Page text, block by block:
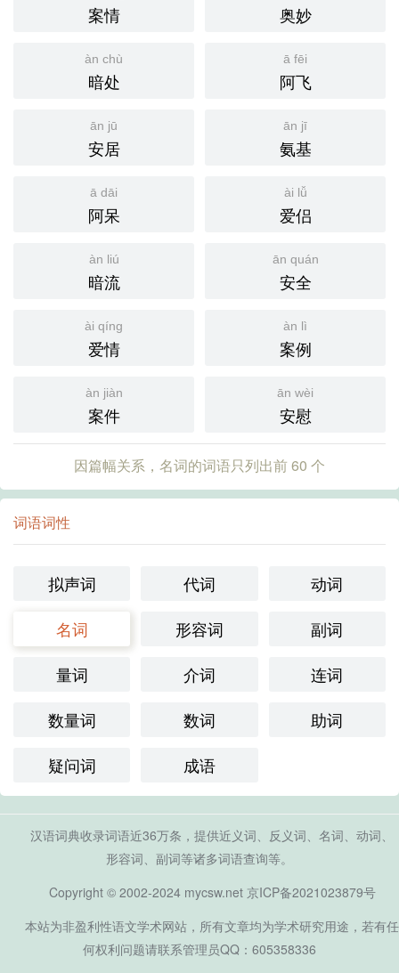
案情 奥妙
àn chù
暗处
ā fēi
阿飞
ān jū
安居
ān jī
氨基
ā dāi
阿呆
ài lǚ
爱侣
àn liú
暗流
ān quán
安全
ài qíng
爱情
àn lì
案例
àn jiàn
案件
ān wèi
安慰
因篇幅关系，名词的词语只列出前 60 个
词语词性
拟声词 代词
动词
名词
形容词
副词
量词
介词
连词
数量词
数词
助词
疑问词
成语
汉语词典收录词语近36万条，提供近义词、反义词、名词、动词、
形容词、副词等诸多词语查询等。
Copyright © 2002-2024 mycsw.net 京ICP备2021023879号
本站为非盈利性语文学术网站，所有文章均为学术研究用途，若有任
何权利问题请联系管理员QQ：605358336